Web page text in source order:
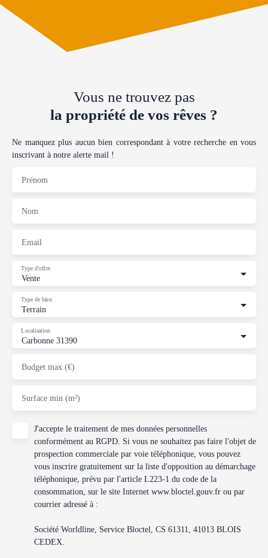
Vous ne trouvez pas
la propriété de vos rêves ?
Ne manquez plus aucun bien correspondant à votre recherche en vous
inscrivant à notre alerte mail !
Prénom
Nom
Email
Vente
Type d'offre
Terrain
Type de bien
Carbonne 31390
Localisation
Budget max (€)
Surface min (m²)
J'accepte le traitement de mes données personnelles
conformément au RGPD. Si vous ne souhaitez pas faire l'objet de
prospection commerciale par voie téléphonique, vous pouvez
vous inscrire gratuitement sur la liste d'opposition au démarchage
téléphonique, prévu par l'article L223-1 du code de la
consommation, sur le site Internet www.bloctel.gouv.fr ou par
courrier adressé à :
Société Worldline, Service Bloctel, CS 61311, 41013 BLOIS
CEDEX.